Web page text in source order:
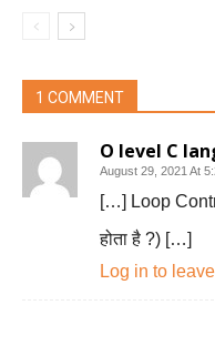
1 COMMENT
O level C
August 29, 2021 At
[…] Loop
होता है ?) […]
Log in to